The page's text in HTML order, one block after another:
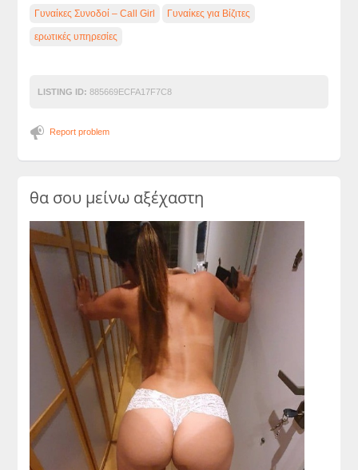
Γυναίκες Συνοδοί – Call Girl Γυναίκες για Βίζιτες
ερωτικές υπηρεσίες
LISTING ID: 885669ECFA17F7C8
Report problem
θα σου μείνω αξέχαστη